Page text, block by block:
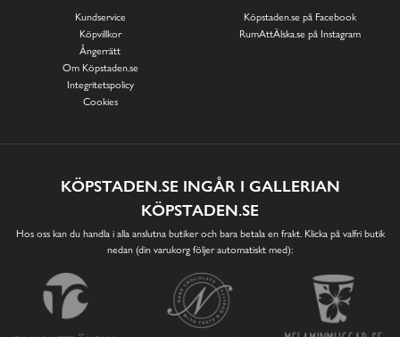
Kundservice
Köpvillkor
Ångerrätt
Om Köpstaden.se
Integritetspolicy
Cookies
Köpstaden.se på Facebook
RumAttÄlska.se på Instagram
KÖPSTADEN.SE INGÅR I GALLERIAN
KÖPSTADEN.SE
Hos oss kan du handla i alla anslutna butiker och bara betala en frakt. Klicka på valfri butik
nedan (din varukorg följer automatiskt med):